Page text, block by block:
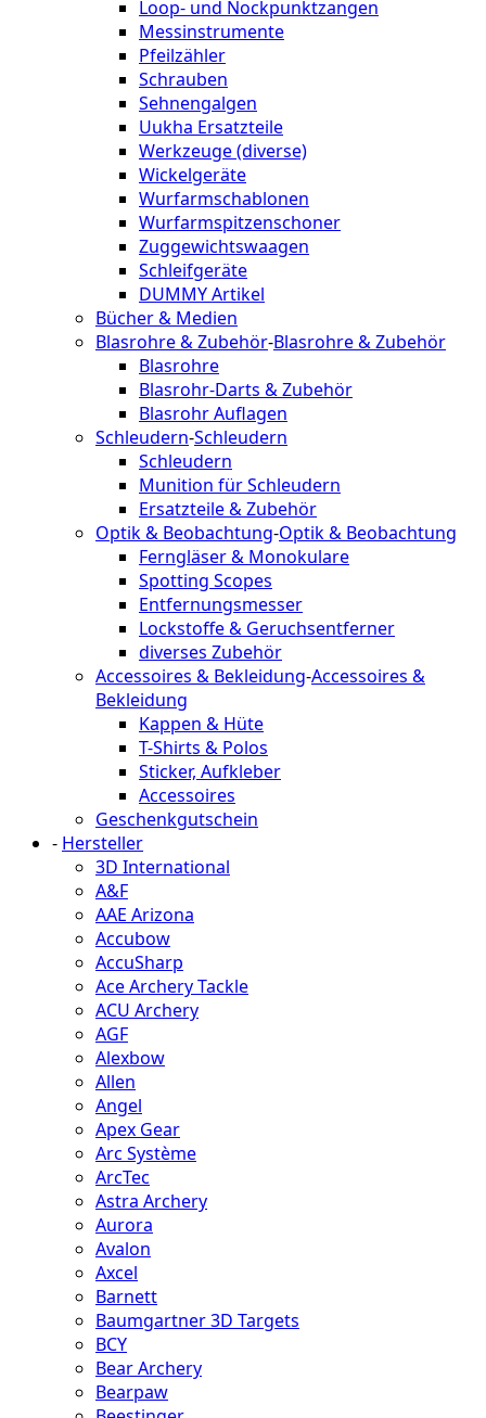
Loop- und Nockpunktzangen
Messinstrumente
Pfeilzähler
Schrauben
Sehnengalgen
Uukha Ersatzteile
Werkzeuge (diverse)
Wickelgeräte
Wurfarmschablonen
Wurfarmspitzenschoner
Zuggewichtswaagen
Schleifgeräte
DUMMY Artikel
Bücher & Medien
Blasrohre & Zubehör-Blasrohre & Zubehör
Blasrohre
Blasrohr-Darts & Zubehör
Blasrohr Auflagen
Schleudern-Schleudern
Schleudern
Munition für Schleudern
Ersatzteile & Zubehör
Optik & Beobachtung-Optik & Beobachtung
Ferngläser & Monokulare
Spotting Scopes
Entfernungsmesser
Lockstoffe & Geruchsentferner
diverses Zubehör
Accessoires & Bekleidung-Accessoires &
Bekleidung
Kappen & Hüte
T-Shirts & Polos
Sticker, Aufkleber
Accessoires
Geschenkgutschein
- Hersteller
3D International
A&F
AAE Arizona
Accubow
AccuSharp
Ace Archery Tackle
ACU Archery
AGF
Alexbow
Allen
Angel
Apex Gear
Arc Système
ArcTec
Astra Archery
Aurora
Avalon
Axcel
Barnett
Baumgartner 3D Targets
BCY
Bear Archery
Bearpaw